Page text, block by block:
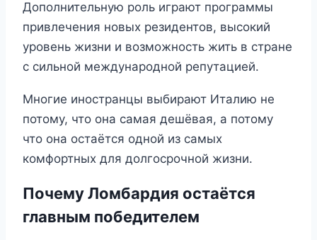
Дополнительную роль играют программы
привлечения новых резидентов, высокий
уровень жизни и возможность жить в стране
с сильной международной репутацией.
Многие иностранцы выбирают Италию не
потому, что она самая дешёвая, а потому
что она остаётся одной из самых
комфортных для долгосрочной жизни.
Почему Ломбардия остаётся
главным победителем